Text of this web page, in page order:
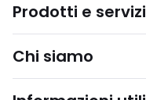
Prodotti e servizi
Chi siamo